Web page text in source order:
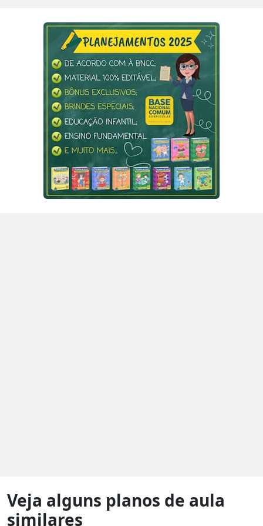
Veja alguns planos de aula
similares